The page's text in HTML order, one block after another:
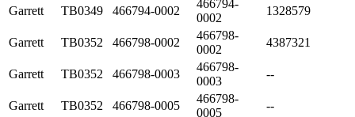
Garrett TB0349 466794-0002
466794-
0002
1328579
Garrett TB0352 466798-0002
466798-
0002
4387321
Garrett TB0352 466798-0003
466798-
0003
--
Garrett TB0352 466798-0005
466798-
0005
--